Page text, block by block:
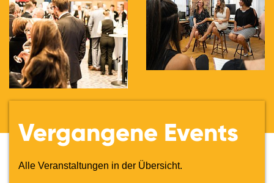
Vergangene Events
Alle Veranstaltungen in der Übersicht.